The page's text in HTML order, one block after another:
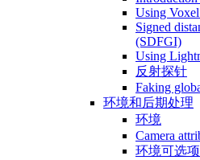
Using
Signed
(SDFGI)
Using
反射探针
Faking
环境和后期处理
环境
Camera
环境可选项